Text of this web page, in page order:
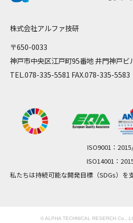
株式会社アルファ技研
〒650-0033
神戸市中央区江戸町95番地 井門神戸ビ
TEL.078-335-5581 FAX.078-335-5583
ISO9001：
ISO14001：
私たちは持続可能な開発目標（SDGs）を
© ALPHA TECHNICAL RESERCH Co.,